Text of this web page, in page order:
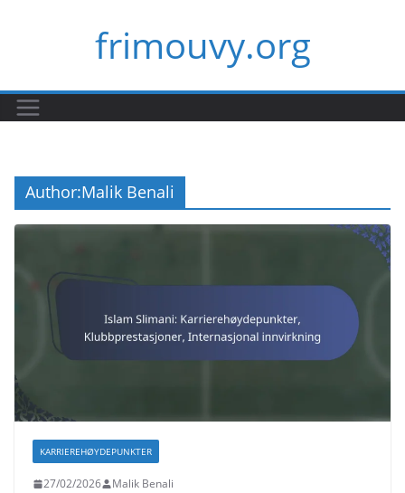
frimouvy.org
Author:Malik Benali
KARRIEREHØYDEPUNKTER
27/02/2026 Malik Benali